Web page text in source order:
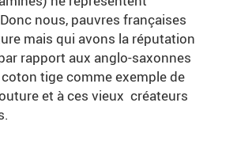
nous, pauvres françaises
mais qui avons la réputation
rapport aux anglo-saxonnes
tige comme exemple de
et à ces vieux créateurs